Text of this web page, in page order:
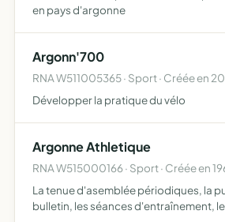
en pays d'argonne
Argonn'700
RNA W511005365 · Sport · Créée en
Développer la pratique du vélo
Argonne Athletique
RNA W515000166 · Sport · Créée en
La tenue d'asemblée périodiques, la
bulletin, les séances d'entraînement,